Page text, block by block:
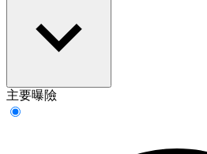
主要曝險